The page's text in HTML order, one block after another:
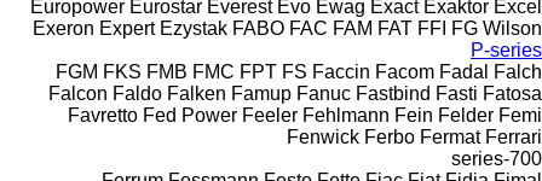
Europower Eurostar Everest Evo Ewag Exact Exaktor Excel
Exeron Expert Ezystak FABO FAC FAM FAT FFI FG Wilson
P-series
FGM FKS FMB FMC FPT FS Faccin Facom Fadal
Falch
Falcon Faldo Falken Famup Fanuc Fastbind Fasti Fatosa
Favretto Fed Power Feeler Fehlmann Fein Felder Femi
Fenwick Ferbo Fermat Ferrari
700-series